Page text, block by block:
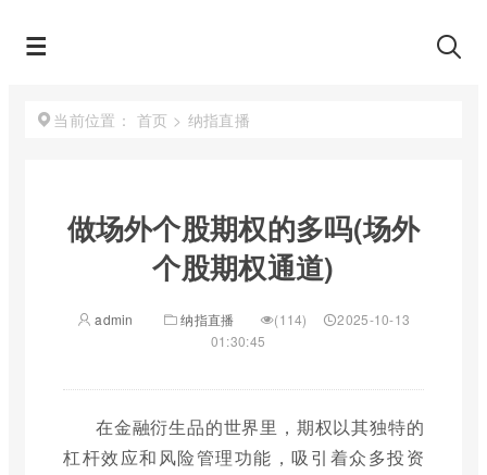
当前位置： 首页 > 纳指直播
做场外个股期权的多吗(场外
个股期权通道)
admin 纳指直播 (114)
2025-10-13
01:30:45
在金融衍生品的世界里，期权以其独特的
杠杆效应和风险管理功能，吸引着众多投资